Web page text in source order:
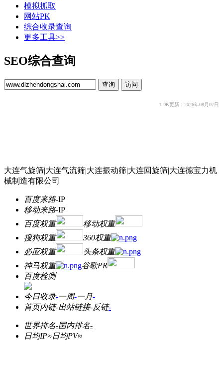
模拟抓取
网站PK
综合收录查询
更多工具>>
SEO综合查询
TDK更新：2026年08月07日
大连气旋筛|大连气流筛|大连振动筛|大连回旋筛|大连德宝力机
械制造有限公司
百度来路-IP
移动来路-IP
百度权重
移动权重
搜狗权重
360权重
必应权重
头条权重
神马权重
谷歌PR
百度检测
今日收录-一周-一月-
首页内链-出站链接-反链-
世界排名-国内排名-
日均IP≈日均PV≈